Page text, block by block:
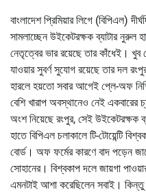
বাংলাদেশ প্রিমিয়ার লিগে (বিপিএল)
সামলাচ্ছেন উইকেটরক্ষক ব্যাটার নুরুল
নেতৃত্বের ভার রয়েছে তার কাঁধেই।
যাওয়ার সুবর্ণ সুযোগ রয়েছে তার দল
হারলে হয়তো সবার আগেই প্লে-অফ
বেশি খারাপ অবস্থানেও নেই একবারের
অংশ নিয়েছে রংপুর, সেই উইকেটরক্ষক
হাতে বিপিএল চলাকালে টি-টোয়েন্টি
বোর্ড। অফ ফর্মের কারণে বাদ পড়েন
সোহানের। বিশ্বকাপ দলে জায়গা
এমনটাই আশা করেছিলেন সবাই। কিন্তু